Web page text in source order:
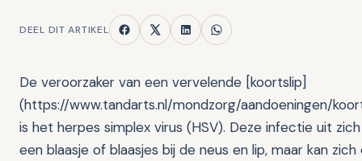
DEEL DIT ARTIKEL
De veroorzaker van een vervelende [koortslip]
(https://www.tandarts.nl/mondzorg/aandoeningen/
is het herpes simplex virus (HSV). Deze infectie uit
een blaasje of blaasjes bij de neus en lip, maar kan zich